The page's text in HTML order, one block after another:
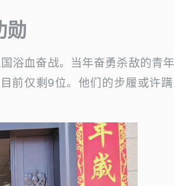
勋
浴血奋战。当年奋勇杀敌的青
前仅剩9位。他们的步履或许